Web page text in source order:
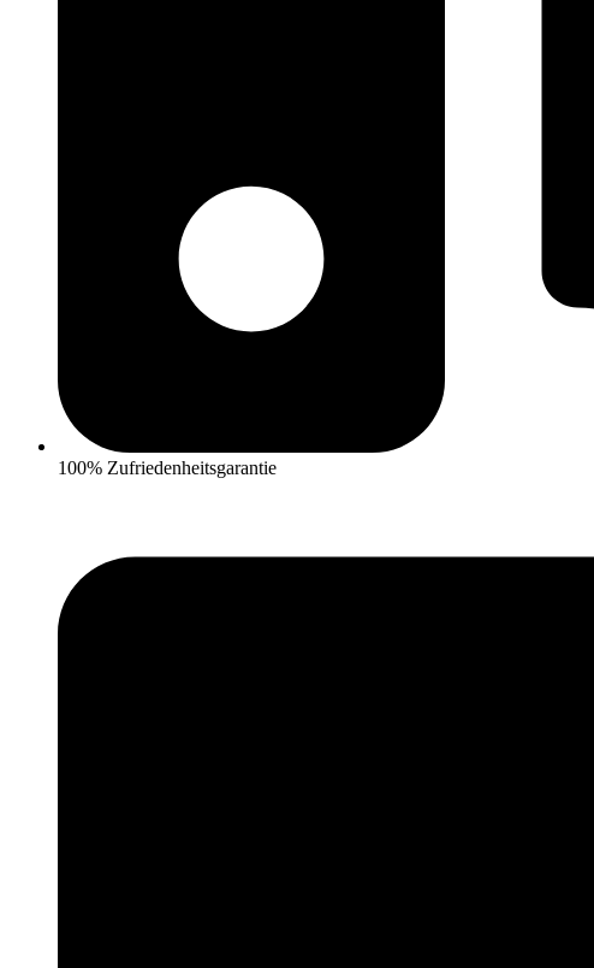
100% Zufriedenheitsgarantie